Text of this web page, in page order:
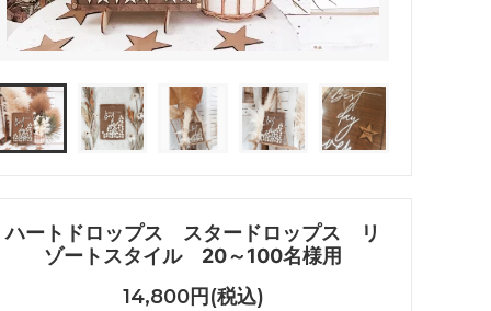
ハートドロップス スタードロップス リ
ゾートスタイル 20～100名様用
14,800円(税込)